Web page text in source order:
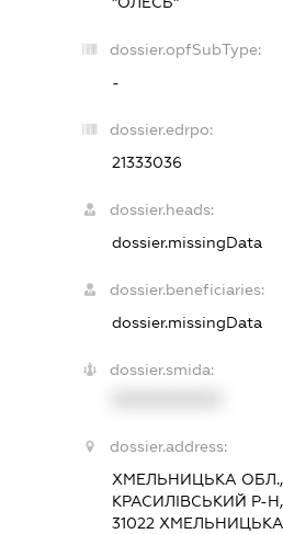
dossier.opfSubType:
-
dossier.edrpo:
21333036
dossier.heads:
dossier.missingData
dossier.beneficiaries:
dossier.missingData
dossier.smida:
dossier.address:
ХМЕЛЬНИЦЬКА ОБЛ.,
КРАСИЛІВСЬКИЙ Р-
31022